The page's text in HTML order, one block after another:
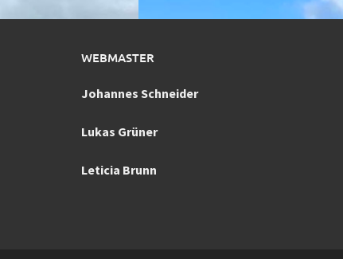
WEBMASTER
Johannes Schneider
Lukas Grüner
Leticia Brunn